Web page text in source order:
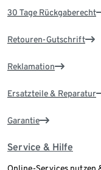
30 Tage Rückgaberecht
Retouren-Gutschrift
Reklamation
Ersatzteile & Reparatur
Garantie
Service & Hilfe